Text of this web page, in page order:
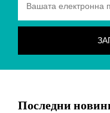
Последни